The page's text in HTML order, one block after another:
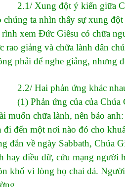
Xung đột ý kiến giữa Chúa
chúng ta nhìn thấy sự xung
xem Đức Giêsu có chữa
rao giảng và chữa lành dân
phải để nghe giảng, nhưng
Hai phản ứng khác
Phản ứng của của Chúa
muốn chữa lành, nên bảo
đi đến một nơi nào đó cho
đắn về ngày Sabbath, Chúa
hay điều dữ, cứu mạng người
khổ vì lòng họ chai đá.